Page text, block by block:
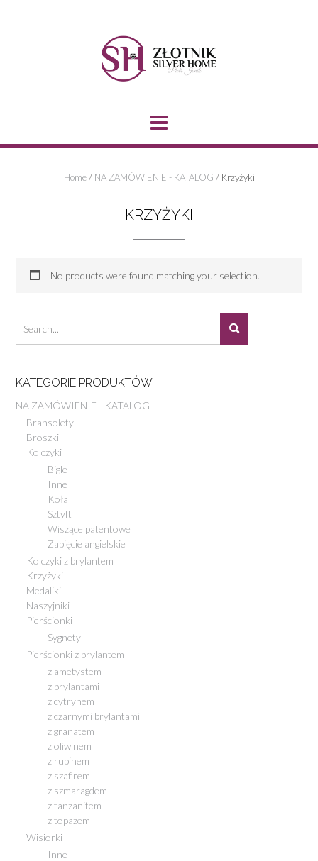
Home/ NA ZAMÓWIENIE - KATALOG / Krzyżyki
KRZYŻYKI
No products were found matching your selection.
KATEGORIE PRODUKTÓW
NA ZAMÓWIENIE - KATALOG
Bransolety
Broszki
Kolczyki
Bigle
Inne
Koła
Sztyft
Wiszące patentowe
Zapięcie angielskie
Kolczyki z brylantem
Krzyżyki
Medaliki
Naszyjniki
Pierścionki
Sygnety
Pierścionki z brylantem
z ametystem
z brylantami
z cytrynem
z czarnymi brylantami
z granatem
z oliwinem
z rubinem
z szafirem
z szmaragdem
z tanzanitem
z topazem
Wisiorki
Inne